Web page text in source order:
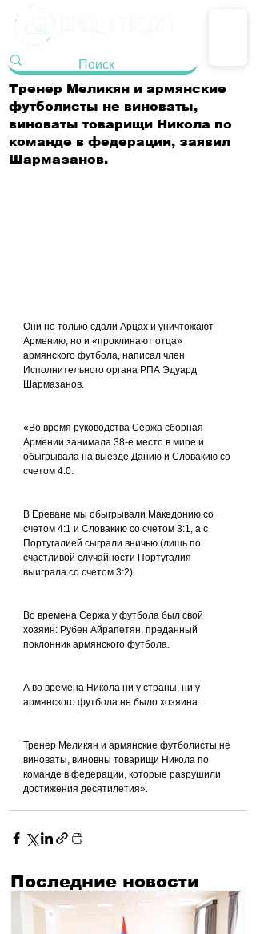
Тренер Меликян и армянские
футболисты не виноваты,
виноваты товарищи Никола по
команде в федерации, заявил
Шармазанов.
Они не только сдали Арцах и уничтожают
Армению, но и «проклинают отца»
армянского футбола, написал член
Исполнительного органа РПА Эдуард
Шармазанов.
«Во время руководства Сержа сборная
Армении занимала 38-е место в мире и
обыгрывала на выезде Данию и Словакию со
счетом 4:0.
В Ереване мы обыгрывали Македонию со
счетом 4:1 и Словакию со счетом 3:1, а с
Португалией сыграли вничью (лишь по
счастливой случайности Португалия
выиграла со счетом 3:2).
Во времена Сержа у футбола был свой
хозяин: Рубен Айрапетян, преданный
поклонник армянского футбола.
А во времена Никола ни у страны, ни у
армянского футбола не было хозяина.
Тренер Меликян и армянские футболисты не
виноваты, виновны товарищи Никола по
команде в федерации, которые разрушили
достижения десятилетия».
Последние новости